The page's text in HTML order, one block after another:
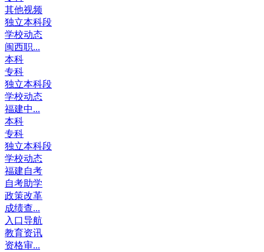
其他视频
独立本科段
学校动态
闽西职...
本科
专科
独立本科段
学校动态
福建中...
本科
专科
独立本科段
学校动态
福建自考
自考助学
政策改革
成绩查...
入口导航
教育资讯
资格审...